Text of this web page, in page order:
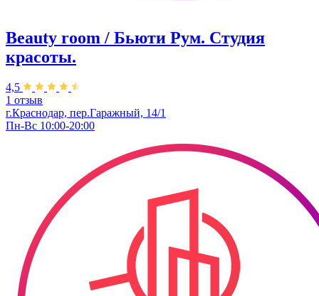
Beauty room / Бьюти Рум. Студия
красоты.
4,5
1 отзыв
г.Краснодар, пер.Гаражный, 14/1
Пн-Вс 10:00-20:00